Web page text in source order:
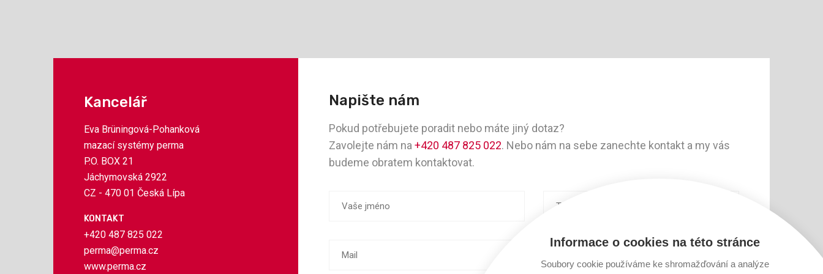
Kancelář
Eva Brüningová-Pohanková
mazací systémy perma
P.O. BOX 21
Jáchymovská 2922
CZ - 470 01 Česká Lípa
KONTAKT
+420 487 825 022
perma@perma.cz
www.perma.cz
Napište nám
Pokud potřebujete poradit nebo máte jiný dotaz?
Zavolejte nám na +420 487 825 022. Nebo nám na sebe zanechte kontakt a my vás
budeme obratem kontaktovat.
Informace o cookies na této stránce
Soubory cookie používáme ke shromažďování a analýze